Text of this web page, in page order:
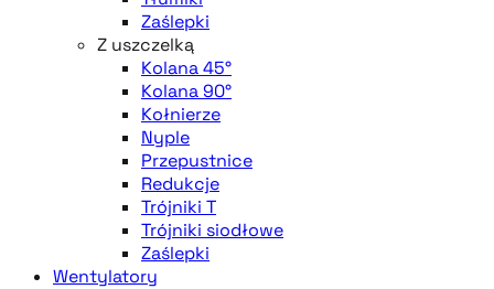
Zaślepki
Z uszczelką
Kolana 45°
Kolana 90°
Kołnierze
Nyple
Przepustnice
Redukcje
Trójniki T
Trójniki siodłowe
Zaślepki
Wentylatory